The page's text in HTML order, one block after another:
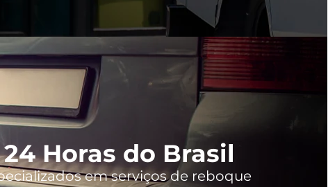
Horas do Brasil
em serviços de reboque